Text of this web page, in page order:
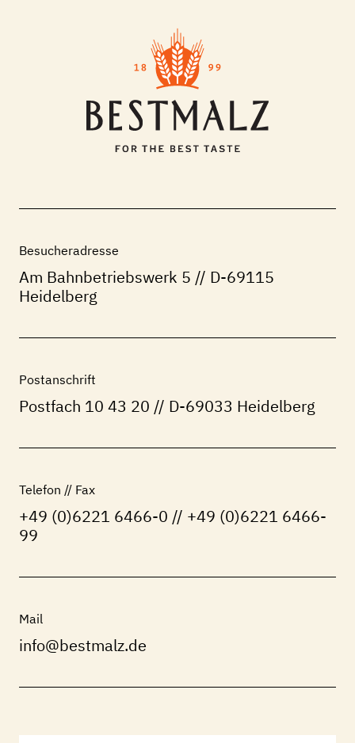
Besucheradresse
Am Bahnbetriebswerk 5 // D-69115
Heidelberg
Postanschrift
Postfach 10 43 20 // D-69033 Heidelberg
Telefon // Fax
+49 (0)6221 6466-0 // +49 (0)6221 6466-
99
Mail
info@bestmalz.de